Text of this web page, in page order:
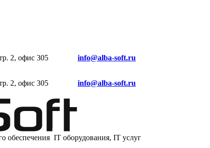
стр. 2, офис 305 info@alba-soft.ru
стр. 2, офис 305 info@alba-soft.ru
IT оборудования, IT услуг